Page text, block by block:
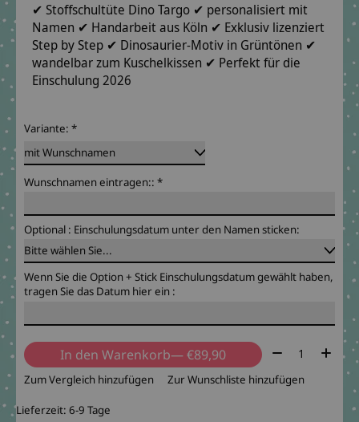
✔ Stoffschultüte Dino Targo ✔ personalisiert mit
Namen ✔ Handarbeit aus Köln ✔ Exklusiv lizenziert
Step by Step ✔ Dinosaurier-Motiv in Grüntönen ✔
wandelbar zum Kuschelkissen ✔ Perfekt für die
Einschulung 2026
Variante: *
Wunschnamen eintragen:: *
Optional : Einschulungsdatum unter den Namen sticken:
Wenn Sie die Option + Stick Einschulungsdatum gewählt haben,
tragen Sie das Datum hier ein :
In den Warenkorb — €89,90 Menge:
Zum Vergleich hinzufügen Zur Wunschliste hinzufügen
Lieferzeit: 6-9 Tage